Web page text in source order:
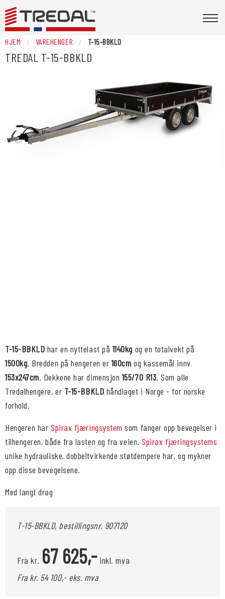
HJEM VAREHENGER T-15-BBKLD
TREDAL T-15-BBKLD
T-15-BBKLD har en nyttelast på1140kg og en totalvekt på
1500kg. Bredden på hengeren er160cm og kassemål innv
153x247cm. Dekkene har dimensjon155/70 R13. Som alle
Tredalhengere, er T-15-BBKLD håndlaget i Norge - for norske
forhold.
Hengeren harSpirax fjæringsystem som fanger opp bevegelser i
tilhengeren, både fra lasten og fra veien.Spirax fjæringsystems
unike hydrauliske, dobbeltvirkende støtdempere har, og mykner
opp disse bevegelsene.
Med langt drag
T-15-BBKLD, bestillingsnr. 907120
Fra kr. 67 625,-inkl. mva
Fra kr. 54 100,- eks. mva